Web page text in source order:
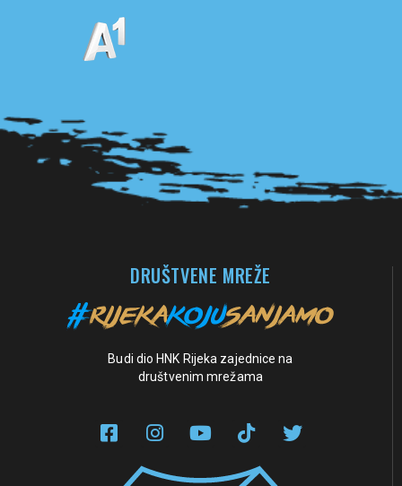
DRUŠTVENE MREŽE
Budi dio HNK Rijeka zajednice na
društvenim mrežama